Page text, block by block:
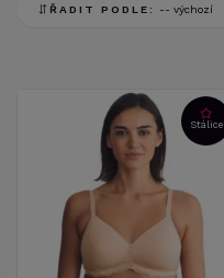
ŘADIT PODLE:
Stálice